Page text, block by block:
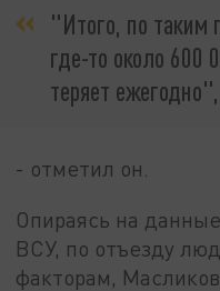
"Итого, по таким
где-то около 600
теряет ежегодно",
- отметил он.
Опираясь на
ВСУ, по отъезду
факторам,